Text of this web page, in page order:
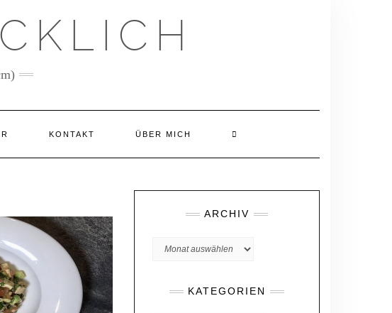
KONTAKT ÜBER MICH
ARCHIV
KATEGORIEN